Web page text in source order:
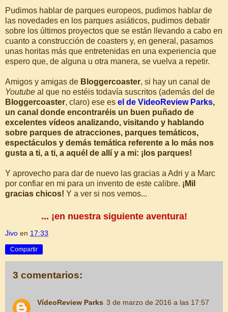
Pudimos hablar de parques europeos, pudimos hablar de
las novedades en los parques asiáticos, pudimos debatir
sobre los últimos proyectos que se están llevando a cabo en
cuanto a construcción de coasters y, en general, pasamos
unas horitas más que entretenidas en una experiencia que
espero que, de alguna u otra manera, se vuelva a repetir.
Amigos y amigas de Bloggercoaster, si hay un canal de
Youtube al que no estéis todavía suscritos (además del de
Bloggercoaster, claro) ese es el de VideoReview Parks,
un canal donde encontraréis un buen puñado de
excelentes vídeos analizando, visitando y hablando
sobre parques de atracciones, parques temáticos,
espectáculos y demás temática referente a lo más nos
gusta a ti, a ti, a aquél de allí y a mi: ¡los parques!
Y aprovecho para dar de nuevo las gracias a Adri y a Marc
por confiar en mi para un invento de este calibre. ¡Mil
gracias chicos! Y a ver si nos vemos...
... ¡en nuestra siguiente aventura!
Jivo en 17:33
Compartir
3 comentarios:
VídeoReview Parks 3 de marzo de 2016 a las 17:57